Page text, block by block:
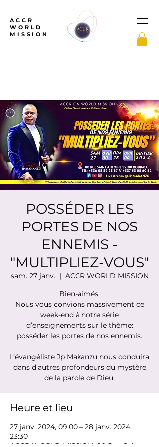
ACCR
WORLD
MISSION
POSSÉDER LES
PORTES DE NOS
ENNEMIS -
"MULTIPLIEZ-VOUS"
sam. 27 janv.
  |
ACCR WORLD MISSION
Bien-aimés,
Nous vous convions massivement ce
week-end à notre série
d’enseignements sur le thème:
posséder les portes de nos ennemis.
L’évangéliste Jp Makanzu nous conduira
dans d’autres profondeurs du mystère
de la parole de Dieu.
Heure et lieu
27 janv. 2024, 09:00 – 28 janv. 2024,
23:30